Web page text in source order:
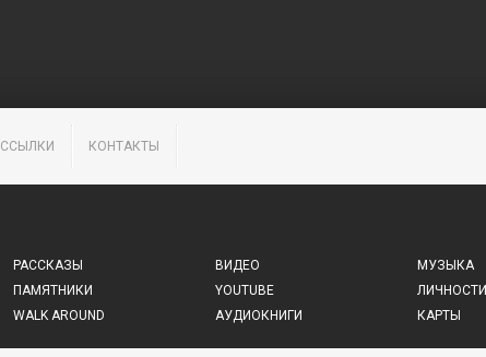
ССЫЛКИ КОНТАКТЫ
РАССКАЗЫ
ПАМЯТНИКИ
WALK AROUND
ВИДЕО
YOUTUBE
АУДИОКНИГИ
МУЗЫКА
ЛИЧНОСТИ
КАРТЫ